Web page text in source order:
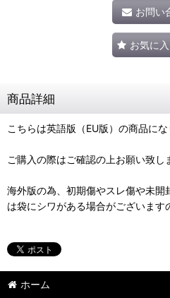
お問い
お気に
商品詳細
こちらは英語版（EU版）の商品に
ご購入の際はご確認の上お願い致し
海外版の為、初期傷やスレ傷や未開
は袋にシワがある場合がございます
ホーム